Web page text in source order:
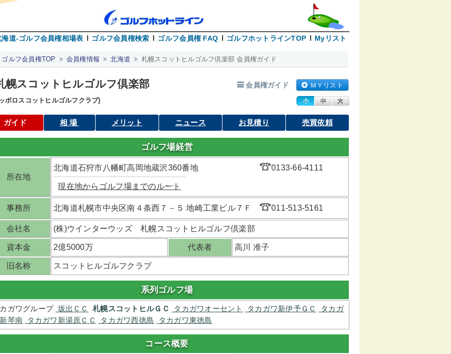
海道-ゴルフ会員権相場表 ゴルフ会員権検索 ゴルフ会員権 FAQ ゴルフホットラインTOP Myリスト
ゴルフ会員権TOP 会員権情報 北海道 札幌スコットヒルゴルフ倶楽部 会員権ガイド
幌スコットヒルゴルフ倶楽部 会員権ガイド ＭＹリスト
ポロスコットヒルゴルフクラブ)
ガイド 相場 メリット ニュース お見積り 売買依頼
ゴルフ場経営
所在地
北海道石狩市八幡町高岡地蔵沢360番地
現在地からゴルフ場までのルート
0133-66-4111
事務所 北海道札幌市中央区南４条西７－５ 地崎工業ビル７Ｆ 011-513-5161
会社名 (株)ウインターウッズ 札幌スコットヒルゴルフ倶楽部
資本金 2億5000万 代表者 高川 准子
旧名称 スコットヒルゴルフクラブ
系列ゴルフ場
ガワグループ 坂出ＣＣ 札幌スコットヒルＧＣ タカガワオーセント タカガワ新伊予ＧＣ
タカガ
琴南
タカガワ新湯原ＣＣ タカガワ西徳島 タカガワ東徳島
コース概要